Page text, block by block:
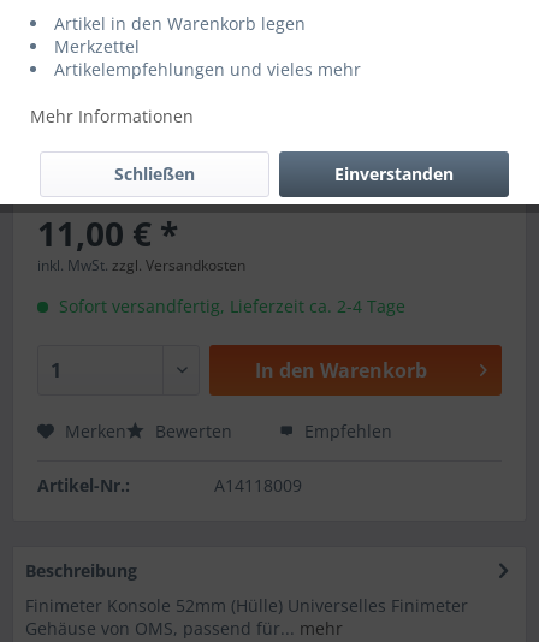
11,00 € *
inkl. MwSt. zzgl. Versandkosten
Sofort versandfertig, Lieferzeit ca. 2-4 Tage
In den Warenkorb
Merken Bewerten Empfehlen
Artikel-Nr.: A14118009
Beschreibung
Finimeter Konsole 52mm (Hülle) Universelles Finimeter
Gehäuse von OMS, passend für... mehr
Artikel in den Warenkorb legen
Merkzettel
Artikelempfehlungen und vieles mehr
Mehr Informationen
Einverstanden
Schließen